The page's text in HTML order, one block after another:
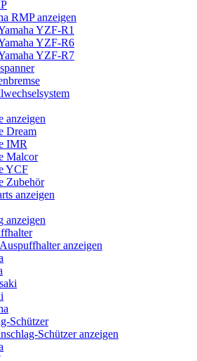
RMP anzeigen
YZF-R1
YZF-R6
YZF-R7
anzeigen
Dream
IMR
Malcor
YCF
Zubehör
anzeigen
anzeigen
anzeigen
Schützer
Schützer anzeigen